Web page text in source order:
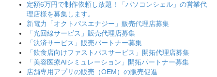
定額6万円で制作依頼し放題！「パソコンシェル」の営業代
理店様を募集します。
新電力「オクトパスエナジー」販売代理店募集
「光回線サービス」販売代理店募集
「決済サービス」販売パートナー募集
「飲食店向けファストパスサービス」開拓代理店募集
「美容医療AIシミュレーション」開拓パートナー募集
店舗専用アプリの販売（OEM）の販売促進